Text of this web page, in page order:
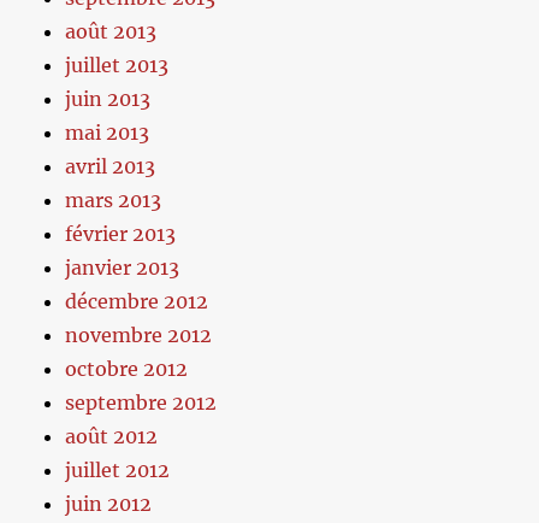
août 2013
juillet 2013
juin 2013
mai 2013
avril 2013
mars 2013
février 2013
janvier 2013
décembre 2012
novembre 2012
octobre 2012
septembre 2012
août 2012
juillet 2012
juin 2012